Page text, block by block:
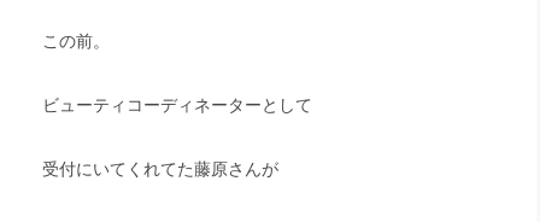
この前。
ビューティコーディネーターとして
受付にいてくれてた藤原さんが